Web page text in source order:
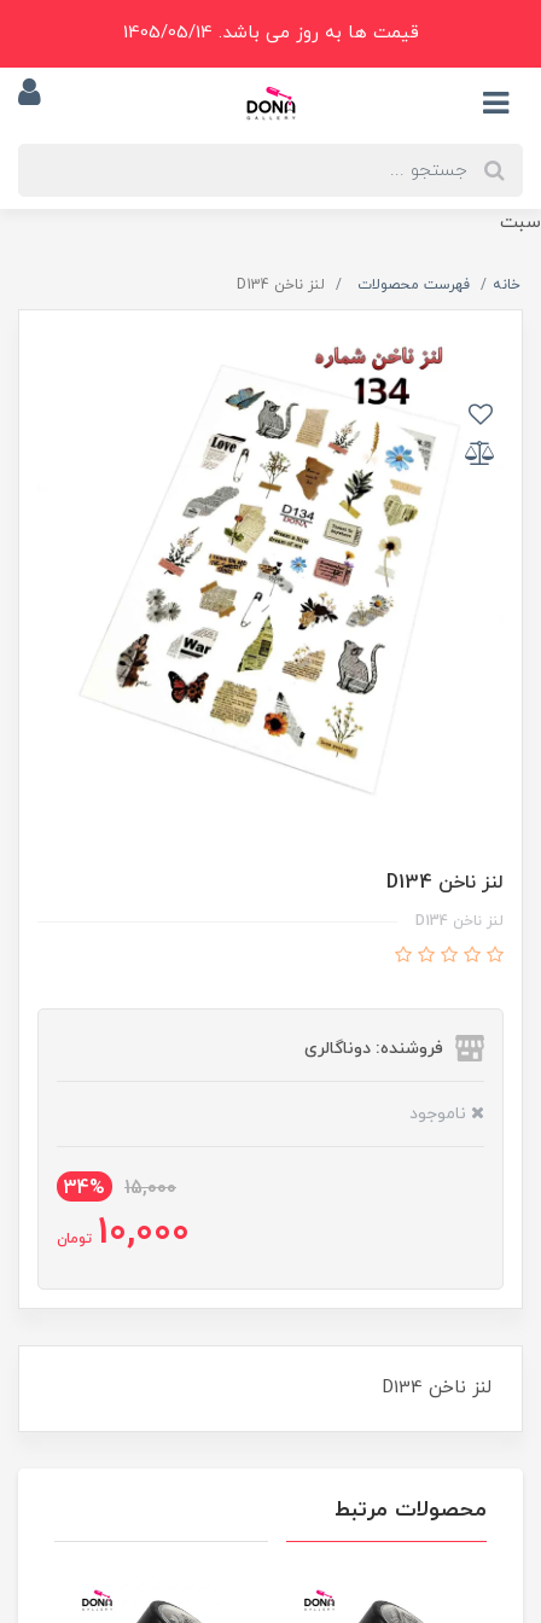
سبت
قیمت ها به روز می باشد. 1405/05/14
خانه فهرست محصولات لنز ناخن D134
لنز ناخن D134
لنز ناخن D134
فروشنده: دوناگالری
ناموجود
15,000
34%
10,000 تومان
لنز ناخن D134
محصولات مرتبط